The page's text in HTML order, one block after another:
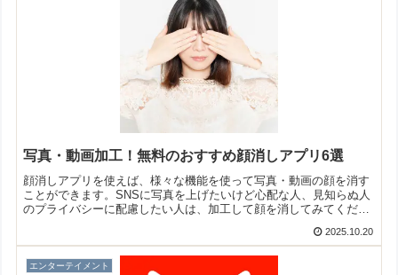
写真・動画加工！無料のおすすめ顔消しアプリ6選
顔消しアプリを使えば、様々な機能を使って写真・動画の顔を消す
ことができます。SNSに写真を上げたいけど心配な人、見知らぬ人
のプライバシーに配慮したい人は、加工して顔を消してみてくださ
2025.10.20
エンターテイメント